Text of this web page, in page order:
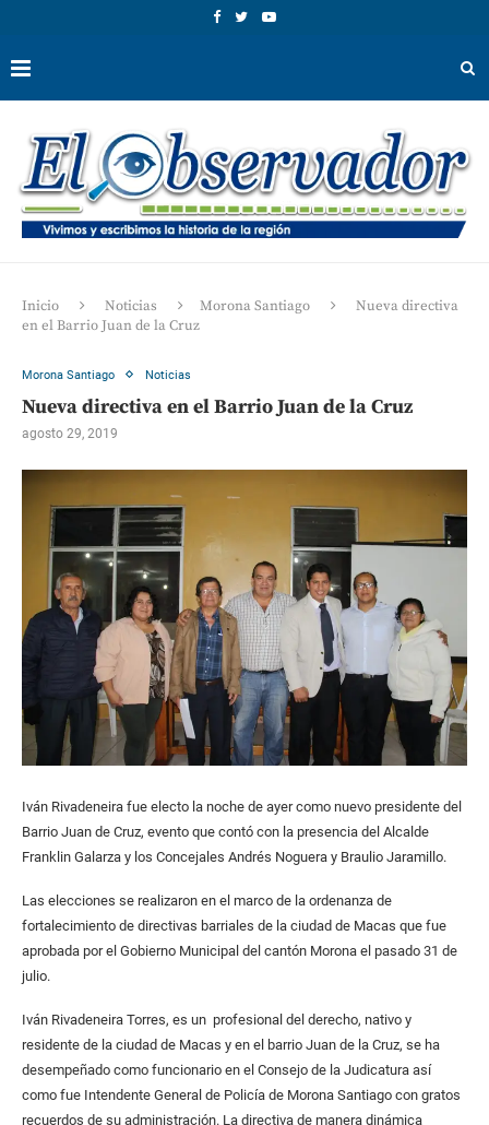
Inicio Noticias Morona Santiago
Nueva directiva
en el Barrio Juan de la Cruz
Morona Santiago Noticias
Nueva directiva en el Barrio Juan de la Cruz
agosto 29, 2019
Iván Rivadeneira fue electo la noche de ayer como nuevo presidente del
Barrio Juan de Cruz, evento que contó con la presencia del Alcalde
Franklin Galarza y los Concejales Andrés Noguera y Braulio Jaramillo.
Las elecciones se realizaron en el marco de la ordenanza de
fortalecimiento de directivas barriales de la ciudad de Macas que fue
aprobada por el Gobierno Municipal del cantón Morona el pasado 31 de
julio.
Iván Rivadeneira Torres, es un profesional del derecho, nativo y
residente de la ciudad de Macas y en el barrio Juan de la Cruz, se ha
desempeñado como funcionario en el Consejo de la Judicatura así
como fue Intendente General de Policía de Morona Santiago con gratos
recuerdos de su administración. La directiva de manera dinámica